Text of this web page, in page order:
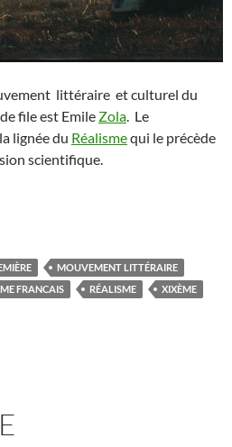
littéraire et culturel du
file est Emile Zola. Le
lignée du Réalismequi le précède
scientifique.
MOUVEMENT LITTÉRAIRE
FRANCAIS RÉALISME
XIXÈME